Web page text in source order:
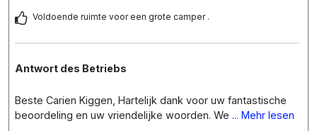
Voldoende ruimte voor een grote camper .
Antwort des Betriebs
Beste Carien Kiggen, Hartelijk dank voor uw fantastische
beoordeling en uw vriendelijke woorden. We ... Mehr lesen